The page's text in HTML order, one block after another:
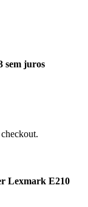
sem juros
Lexmark E210